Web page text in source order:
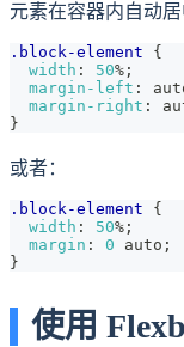
元素在容器内自动居
.block-element
{
width : 50% ;
margin-left :
margin-right :
}
或者：
.block-element
{
width : 50% ;
margin : 0 auto ;
}
使用